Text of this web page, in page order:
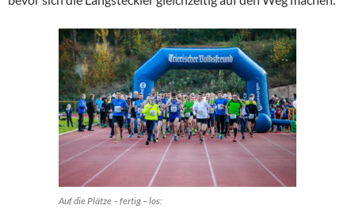
Auf die Plätze – fertig – los: